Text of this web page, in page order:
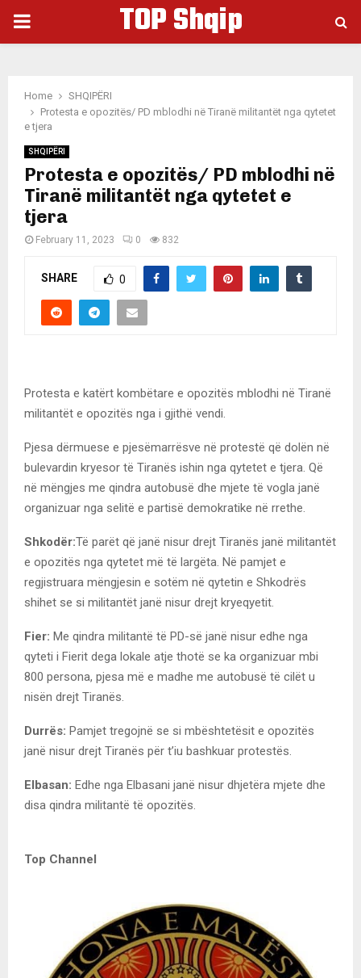
PRIMARY
TOP Shqip
Home
SHQIPËRI
Protesta e opozitës/ PD mblodhi në Tiranë militantët nga qytetet
e tjera
SHQIPËRI
Protesta e opozitës/ PD mblodhi në
Tiranë militantët nga qytetet e
tjera
February 11, 2023 0 832
SHARE 0
Protesta e katërt kombëtare e opozitës mblodhi në Tiranë
militantët e opozitës nga i gjithë vendi.
Pjesa dërmuese e pjesëmarrësve në protestë që dolën në
bulevardin kryesor të Tiranës ishin nga qytetet e tjera. Që
në mëngjes me qindra autobusë dhe mjete të vogla janë
organizuar nga selitë e partisë demokratike në rrethe.
Shkodër:Të parët që janë nisur drejt Tiranës janë militantët
e opozitës nga qytetet më të largëta. Në pamjet e
regjistruara mëngjesin e sotëm në qytetin e Shkodrës
shihet se si militantët janë nisur drejt kryeqyetit.
Fier: Me qindra militantë të PD-së janë nisur edhe nga
qyteti i Fierit dega lokale atje thotë se ka organizuar mbi
800 persona, pjesa më e madhe me autobusë të cilët u
nisën drejt Tiranës.
Durrës: Pamjet tregojnë se si mbështetësit e opozitës
janë nisur drejt Tiranës për t’iu bashkuar protestës.
Elbasan: Edhe nga Elbasani janë nisur dhjetëra mjete dhe
disa qindra militantë të opozitës.
Top Channel